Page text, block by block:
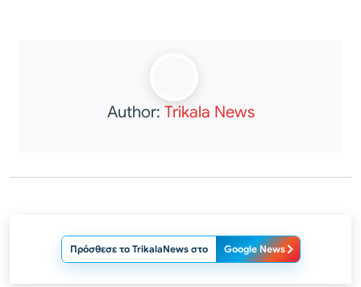
Author: Trikala News
Πρόσθεσε το TrikalaNews στο Google News